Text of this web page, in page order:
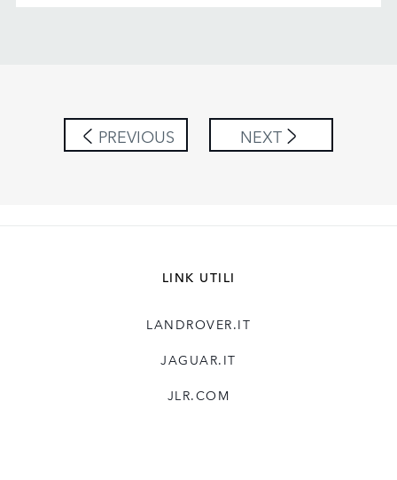
PREVIOUS NEXT
LINK UTILI
LANDROVER.IT
JAGUAR.IT
JLR.COM